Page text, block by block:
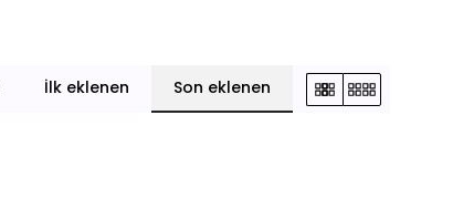
İlk eklenen Son eklenen